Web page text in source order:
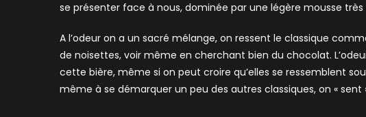
se présenter face à nous, dominée par une légère mousse
A l’odeur on a un sacré mélange, on ressent le classique
de noisettes, voir même en cherchant bien du chocolat.
cette bière, même si on peut croire qu’elles se ressemblent
même à se démarquer un peu des autres classiques, on «